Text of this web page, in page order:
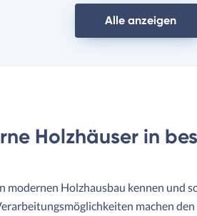
Alle anzeigen
Holzhäuser in
modernen Holzhausbau kennen
machen